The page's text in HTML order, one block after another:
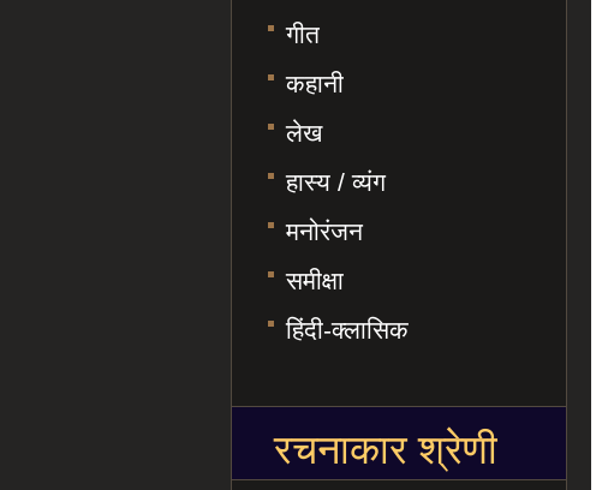
गीत
कहानी
लेख
हास्य / व्यंग
मनोरंजन
समीक्षा
हिंदी-क्लासिक
रचनाकार श्रेणी